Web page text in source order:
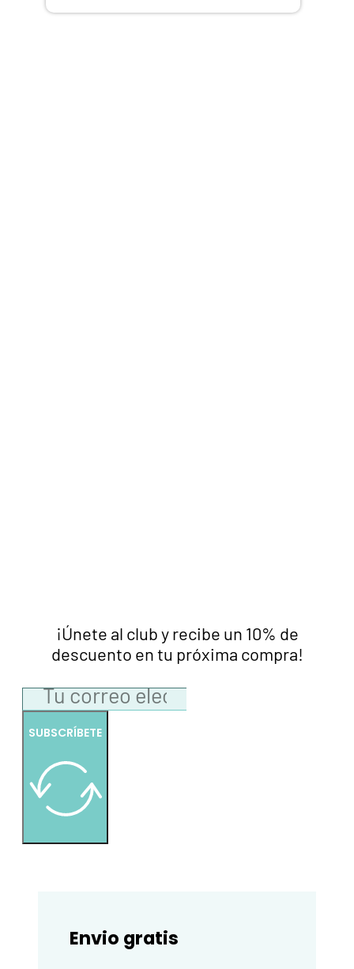
¡Únete al club y recibe un 10% de
descuento en tu próxima compra!
SUBSCRÍBETE
Envio gratis